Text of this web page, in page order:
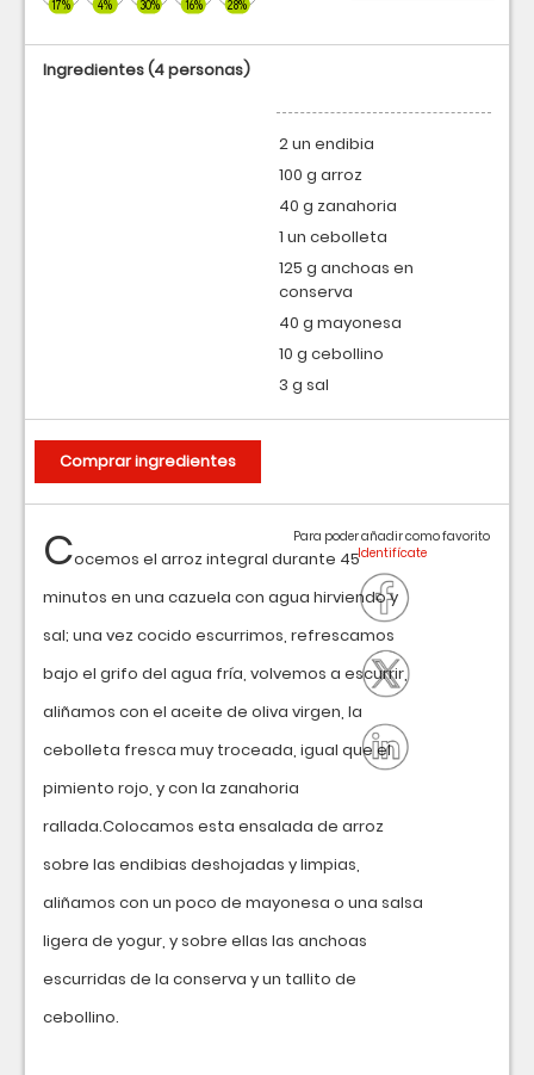
17% 4% 30% 16% 28%
Cocemos el arroz integral durante 45
minutos en una cazuela con agua hirviendo y
sal; una vez cocido escurrimos, refrescamos
bajo el grifo del agua fría, volvemos a escurrir,
aliñamos con el aceite de oliva virgen, la
cebolleta fresca muy troceada, igual que el
pimiento rojo, y con la zanahoria
rallada.Colocamos esta ensalada de arroz
sobre las endibias deshojadas y limpias,
aliñamos con un poco de mayonesa o una salsa
ligera de yogur, y sobre ellas las anchoas
escurridas de la conserva y un tallito de
cebollino.
Para poder añadir como favorito
Ingredientes(4 personas)
2 un endibia
100 g arroz
40 g zanahoria
1 un cebolleta
125 g anchoas en
conserva
40 g mayonesa
10 g cebollino
3 g sal
Comprar ingredientes